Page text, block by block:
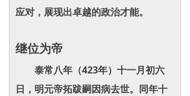
应对，展现出卓越的政治才能。
继位为帝
泰常八年（423年）十一月初六
日，明元帝拓跋嗣因病去世。同年十